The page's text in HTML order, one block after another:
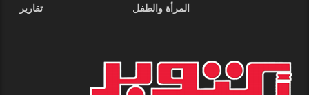
المرأة والطفل
تقارير